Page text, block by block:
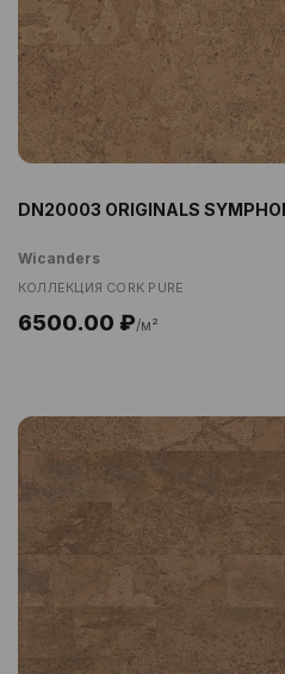
DN20003 ORIGINALS
Wicanders
КОЛЛЕКЦИЯ CORK PURE
6500.00 ₽/м²